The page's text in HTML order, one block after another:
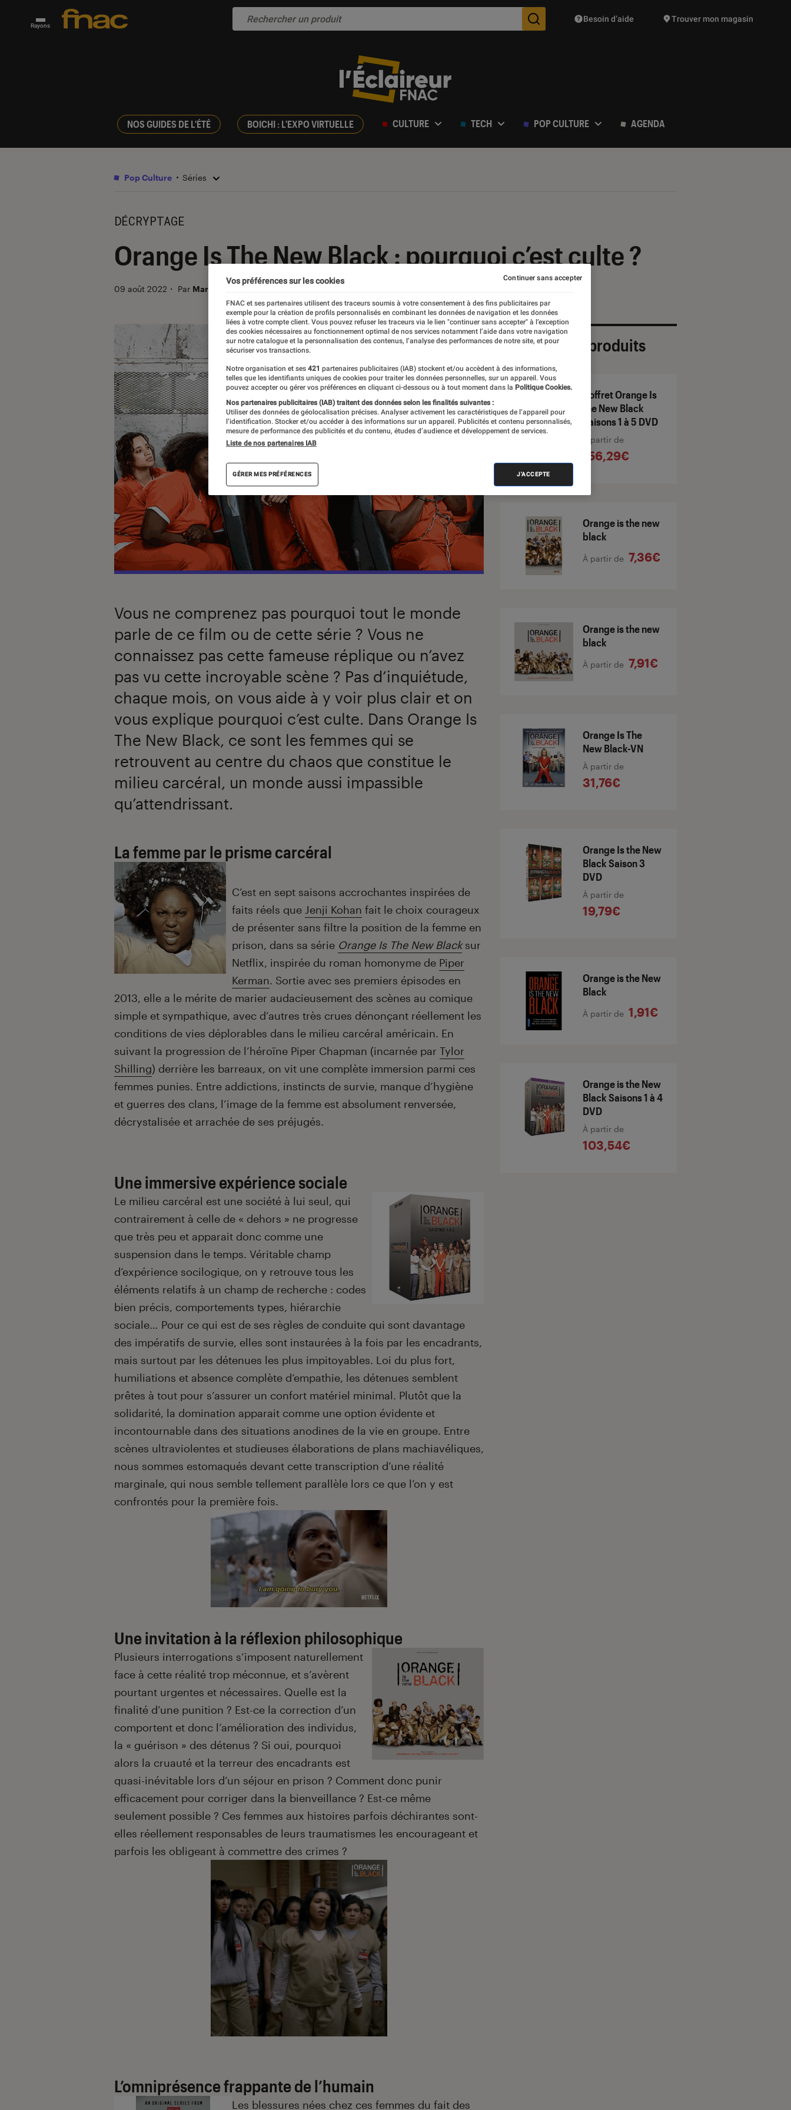
Rayons Des suggestions de produits vont vous être proposées
Besoin d’aide Trouver mon magasin
NOS GUIDES DE L'ÉTÉ BOICHI : L'EXPO VIRTUELLE CULTURE TECH POP CULTURE AGENDA
Pop Culture Séries
DÉCRYPTAGE
Orange Is The New Black : pourquoi c’est culte ?
09 août 2022 ・ Par Marija
Vous ne comprenez pas pourquoi tout le monde
parle de ce film ou de cette série ? Vous ne
connaissez pas cette fameuse réplique ou n’avez
pas vu cette incroyable scène ? Pas d’inquiétude,
chaque mois, on vous aide à y voir plus clair et on
vous explique pourquoi c’est culte. Dans Orange Is
The New Black, ce sont les femmes qui se
retrouvent au centre du chaos que constitue le
milieu carcéral, un monde aussi impassible
qu’attendrissant.
La femme par le prisme carcéral
C’est en sept saisons accrochantes inspirées de
faits réels que Jenji Kohan fait le choix courageux
de présenter sans filtre la position de la femme en
prison, dans sa série Orange Is The New Blacksur
Netflix, inspirée du roman homonyme de Piper
Kerman. Sortie avec ses premiers épisodes en
2013, elle a le mérite de marier audacieusement des scènes au comique
simple et sympathique, avec d’autres très crues dénonçant réellement les
conditions de vies déplorables dans le milieu carcéral américain. En
suivant la progression de l’héroïne Piper Chapman (incarnée par Tylor
Shilling) derrière les barreaux, on vit une complète immersion parmi ces
femmes punies. Entre addictions, instincts de survie, manque d’hygiène
et guerres des clans, l’image de la femme est absolument renversée,
décrystalisée et arrachée de ses préjugés.
Une immersive expérience sociale
Le milieu carcéral est une société à lui seul, qui
contrairement à celle de « dehors » ne progresse
que très peu et apparait donc comme une
suspension dans le temps. Véritable champ
d’expérience socilogique, on y retrouve tous les
éléments relatifs à un champ de recherche : codes
bien précis, comportements types, hiérarchie
sociale… Pour ce qui est de ses règles de conduite qui sont davantage
des impératifs de survie, elles sont instaurées à la fois par les encadrants,
mais surtout par les détenues les plus impitoyables. Loi du plus fort,
humiliations et absence complète d’empathie, les détenues semblent
prêtes à tout pour s’assurer un confort matériel minimal. Plutôt que la
solidarité, la domination apparait comme une option évidente et
incontournable dans des situations anodines de la vie en groupe. Entre
scènes ultraviolentes et studieuses élaborations de plans machiavéliques,
nous sommes estomaqués devant cette transcription d’une réalité
marginale, qui nous semble tellement parallèle lors ce que l’on y est
confrontés pour la première fois.
Une invitation à la réflexion philosophique
Plusieurs interrogations s’imposent naturellement
face à cette réalité trop méconnue, et s’avèrent
pourtant urgentes et nécessaires. Quelle est la
finalité d’une punition ? Est-ce la correction d’un
comportent et donc l’amélioration des individus,
la « guérison » des détenus ? Si oui, pourquoi
alors la cruauté et la terreur des encadrants est
quasi-inévitable lors d’un séjour en prison ? Comment donc punir
efficacement pour corriger dans la bienveillance ? Est-ce même
seulement possible ? Ces femmes aux histoires parfois déchirantes sont-
elles réellement responsables de leurs traumatismes les encourageant et
parfois les obligeant à commettre des crimes ?
L’omniprésence frappante de l’humain
Les blessures nées chez ces femmes du fait des
Sélection de produits
Coffret Orange Is
the New Black
Saisons 1 à 5 DVD
À partir de
156,29€
Orange is the new
black
À partir de 7,36€
Orange is the new
black
À partir de 7,91€
Orange Is The
New Black-VN
À partir de
31,76€
Orange Is the New
Black Saison 3
DVD
À partir de
19,79€
Orange is the New
Black
À partir de 1,91€
Orange is the New
Black Saisons 1 à 4
DVD
À partir de
103,54€
Vos préférences sur les cookies
FNAC et ses partenaires utilisent des traceurs soumis à votre consentement à des fins publicitaires par
exemple pour la création de profils personnalisés en combinant les données de navigation et les données
liées à votre compte client. Vous pouvez refuser les traceurs via le lien "continuer sans accepter" à l’exception
des cookies nécessaires au fonctionnement optimal de nos services notamment l’aide dans votre navigation
sur notre catalogue et la personnalisation des contenus, l’analyse des performances de notre site, et pour
sécuriser vos transactions.
Notre organisation et ses 421 partenaires publicitaires (IAB) stockent et/ou accèdent à des informations,
telles que les identifiants uniques de cookies pour traiter les données personnelles, sur un appareil. Vous
pouvez accepter ou gérer vos préférences en cliquant ci-dessous ou à tout moment dans la Politique Cookies.
Nos partenaires publicitaires (IAB) traitent des données selon les finalités suivantes :
Utiliser des données de géolocalisation précises. Analyser activement les caractéristiques de l’appareil pour
l’identification. Stocker et/ou accéder à des informations sur un appareil. Publicités et contenu personnalisés,
mesure de performance des publicités et du contenu, études d’audience et développement de services.
Liste de nos partenaires IAB
GÉRER MES PRÉFÉRENCES J'ACCEPTE
Continuer sans accepter